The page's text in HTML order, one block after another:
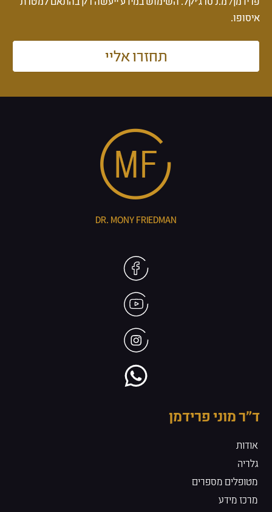
איסופו.
תחזרו אליי
DR. MONY FRIEDMAN
ד״ר מוני פרידמן
אודות
גלריה
מטופלים מספרים
מרכז מידע